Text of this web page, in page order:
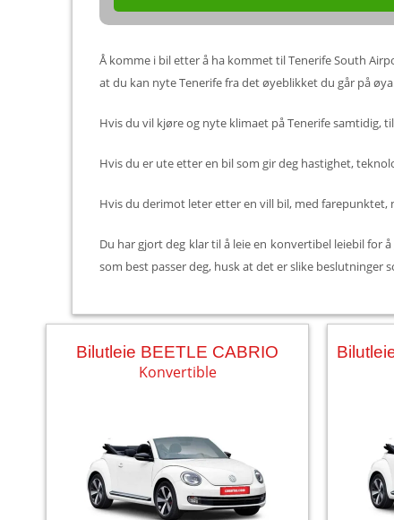
Å komme i bil etter å ha kommet til Tenerife South
at du kan nyte Tenerife fra det øyeblikket du går på
Hvis du vil kjøre og nyte klimaet på Tenerife samtidig,
Hvis du er ute etter en bil som gir deg hastighet,
Hvis du derimot leter etter en vill bil, med
Du har gjort deg klar til å leie en konvertibel leiebil for
som best passer deg, husk at det er slike beslutninger
Bilutleie BEETLE CABRIO
Konvertible